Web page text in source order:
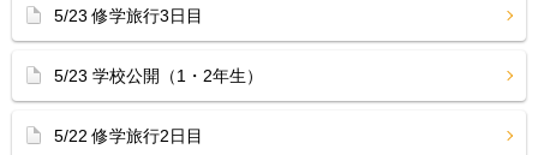
5/23 修学旅行3日目
5/23 学校公開（1・2年生）
5/22 修学旅行2日目